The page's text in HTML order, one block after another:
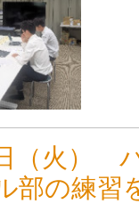
（火）
部の練習